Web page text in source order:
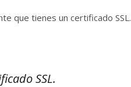
que tienes un certificado SSL.
SSL.